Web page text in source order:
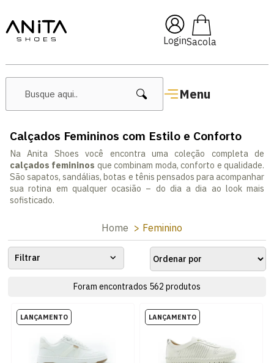
Login
Menu
Calçados Femininos com Estilo e Conforto
Na Anita Shoes você encontra uma coleção completa de
calçados femininos que combinam moda, conforto e qualidade.
São sapatos, sandálias, botas e tênis pensados para acompanhar
sua rotina em qualquer ocasião – do dia a dia ao look mais
sofisticado.
Home Feminino
Filtrar
Foram encontrados 562 produtos